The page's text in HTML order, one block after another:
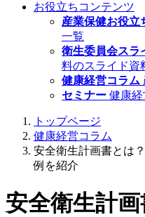
お役立ちコンテンツ
産業保健お役立
一覧
衛生委員会スラ
料のスライド資
健康経営コラム
セミナー 健康
トップページ
健康経営コラム
安全衛生計画書とは
例を紹介
安全衛生計